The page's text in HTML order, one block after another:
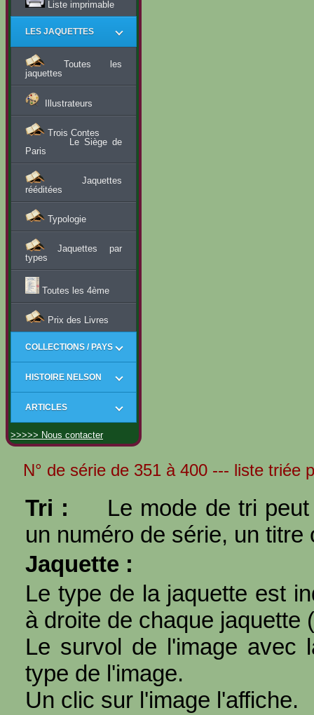
Liste imprimable
LES JAQUETTES
Toutes les
jaquettes
Illustrateurs
Trois Contes
Le Siège de
Paris
Jaquettes
rééditées
Typologie
Jaquettes par
types
Toutes les 4ème
Prix des Livres
COLLECTIONS / PAYS
HISTOIRE NELSON
ARTICLES
>>>>> Nous contacter
N° de série de 351 à 400 --- liste triée
Tri :
Le mode de tri
un numéro de série, un titre
Jaquette :
Le type de la jaquette est
à droite de chaque jaquette (
Le survol de l'image avec
type de l'image.
Un clic sur l'image l'affiche.